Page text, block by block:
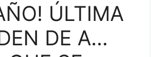
ÚLTIMA
DE A…